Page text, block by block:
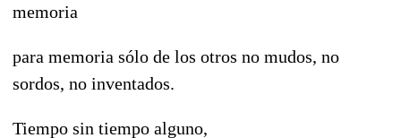
memoria
para memoria sólo de los otros no mudos, no
sordos, no inventados.
Tiempo sin tiempo alguno,